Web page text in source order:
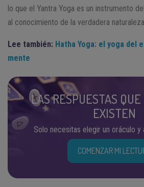
lo que el Yantra Yoga es un instrumento
al conocimiento de la verdadera naturaleza.
Lee también: Hatha Yoga: el yoga del
mente
LAS RESPUESTAS
EXISTEN
Solo necesitas elegir un oráculo y
COMENZAR MI